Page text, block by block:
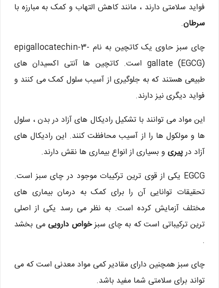
فواید سلامتی دارند ، مانند کاهش التهاب و کمک به مبارزه با
سرطان.
چای سبز حاوی یک کاتچین به نام epigallocatechin-3-
gallate (EGCG) است. کاتچین ها آنتی اکسیدان های
طبیعی هستند که به جلوگیری از آسیب سلول کمک می کنند و
فواید دیگری نیز دارند.
این مواد می توانند با تشکیل رادیکال های آزاد در بدن ، سلول
ها و مولکول ها را از آسیب محافظت کنند. این رادیکال های
آزاد درپیری و بسیاری از انواع بیماری ها نقش دارند.
EGCG یکی از قوی ترین ترکیبات موجود در چای سبز است.
تحقیقات توانایی آن را برای کمک به درمان بیماری های
مختلف آزمایش کرده است. به نظر می رسد یکی از اصلی
ترین ترکیباتی است که به چای سبزخواص دارویی می بخشد
.
چای سبز همچنین دارای مقادیر کمی مواد معدنی است که می
تواند برای سلامتی شما مفید باشد.